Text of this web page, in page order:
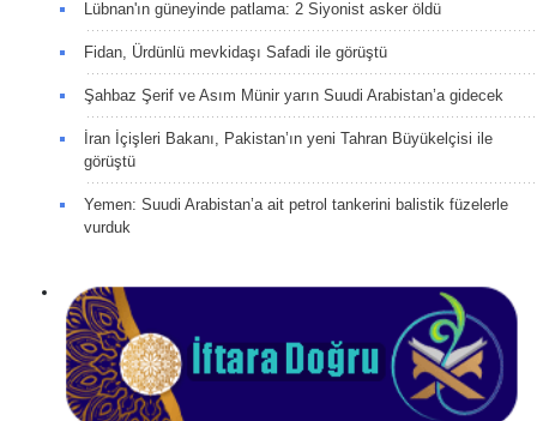
Lübnan'ın güneyinde patlama: 2 Siyonist asker öldü
Fidan, Ürdünlü mevkidaşı Safadi ile görüştü
Şahbaz Şerif ve Asım Münir yarın Suudi Arabistan’a gidecek
İran İçişleri Bakanı, Pakistan’ın yeni Tahran Büyükelçisi ile
görüştü
Yemen: Suudi Arabistan’a ait petrol tankerini balistik füzelerle
vurduk